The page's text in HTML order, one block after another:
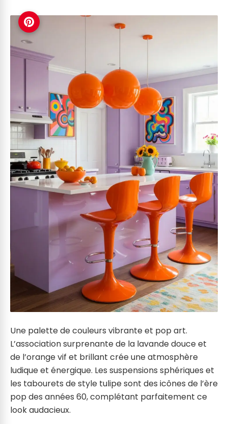
Une palette de couleurs vibrante et pop art.
L’association surprenante de la lavande douce et
de l’orange vif et brillant crée une atmosphère
ludique et énergique. Les suspensions sphériques et
les tabourets de style tulipe sont des icônes de l’ère
pop des années 60, complétant parfaitement ce
look audacieux.